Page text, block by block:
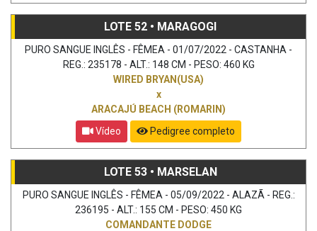
LOTE 52 • MARAGOGI
PURO SANGUE INGLÊS - FÊMEA - 01/07/2022 - CASTANHA -
REG.: 235178 - ALT.: 148 CM - PESO: 460 KG
WIRED BRYAN(USA)
x
ARACAJÚ BEACH (ROMARIN)
Vídeo
Pedigree completo
LOTE 53 • MARSELAN
PURO SANGUE INGLÊS - FÊMEA - 05/09/2022 - ALAZÃ - REG.:
236195 - ALT.: 155 CM - PESO: 450 KG
COMANDANTE DODGE